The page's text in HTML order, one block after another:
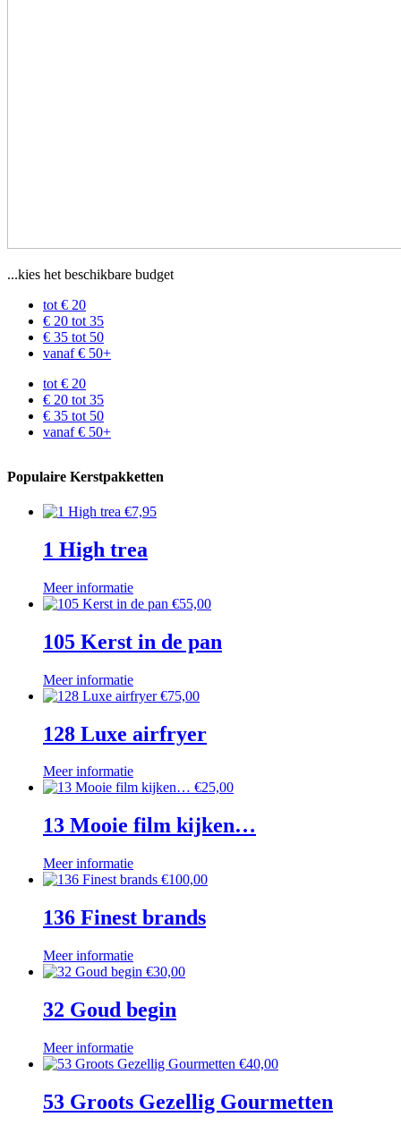
...kies het beschikbare budget
tot € 20
€ 20 tot 35
€ 35 tot 50
vanaf € 50+
tot € 20
€ 20 tot 35
€ 35 tot 50
vanaf € 50+
Populaire Kerstpakketten
€7,95
1 High trea
Meer informatie
€55,00
105 Kerst in de pan
Meer informatie
€75,00
128 Luxe airfryer
Meer informatie
€25,00
13 Mooie film kijken…
Meer informatie
€100,00
136 Finest brands
Meer informatie
€30,00
32 Goud begin
Meer informatie
€40,00
53 Groots Gezellig Gourmetten